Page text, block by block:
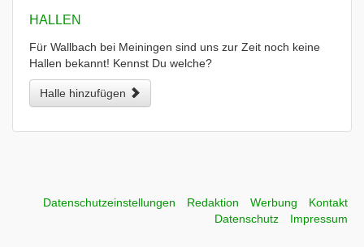
HALLEN
Für Wallbach bei Meiningen sind uns zur Zeit noch keine
Hallen bekannt! Kennst Du welche?
Halle hinzufügen
Datenschutzeinstellungen Redaktion Werbung
Kontakt
Datenschutz
Impressum